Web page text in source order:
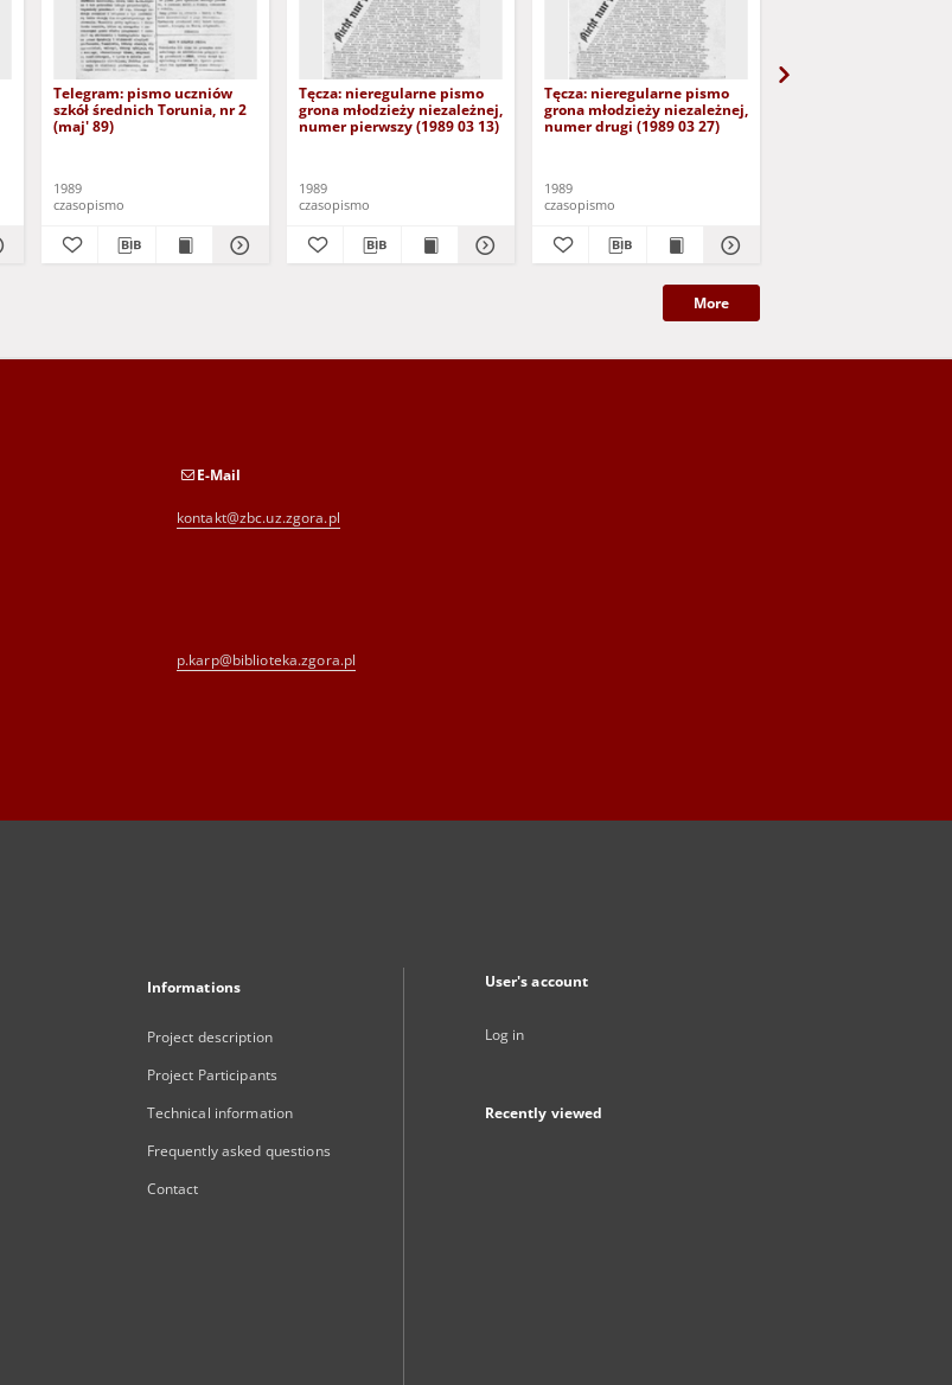
Telegram: pismo uczniów
szkół średnich Torunia, nr 2
(maj' 89)
1989
czasopismo
Tęcza: nieregularne pismo
grona młodzieży niezależnej,
numer pierwszy (1989 03 13)
1989
czasopismo
Tęcza: nieregularne pismo
grona młodzieży niezależnej,
numer drugi (1989 03 27)
1989
czasopismo
More
E-Mail
kontakt@zbc.uz.zgora.pl
p.karp@biblioteka.zgora.pl
Informations
Project description
Project Participants
Technical information
Frequently asked questions
Contact
User's account
Log in
Recently viewed